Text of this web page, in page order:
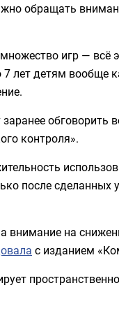
обращать
игр — всё
лет детям вообще
обговорить
контроля».
после сделанных
внимание на
с изданием